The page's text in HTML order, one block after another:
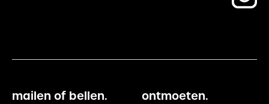
mailen of bellen. ontmoeten.